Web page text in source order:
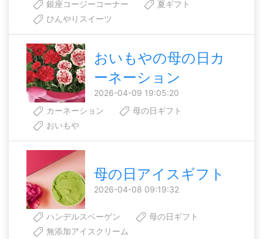
銀座コージーコーナー
夏ギフト
ひんやりスイーツ
おいもやの母の日カ
ーネーション
2026-04-09 19:05:20
カーネーション
母の日ギフト
おいもや
母の日アイスギフト
2026-04-08 09:19:32
ハンデルスベーゲン
母の日ギフト
無添加アイスクリーム